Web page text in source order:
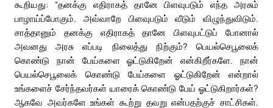
கூறியது: “தனக்கு எதிராகத் தானே பிளவுபடும் எந்த அரசும்
பாழாய்ப்போகும். அவ்வாறே பிளவுபடும் வீடும் விழுந்துவிடும்.
சாத்தானும் தனக்கு எதிராகத் தானே பிளவுபட்டுப் போனால்
அவனது அரசு எப்படி நிலைத்து நிற்கும்? பெயல்செபூலைக்
கொண்டு நான் பேய்களை ஓட்டுகிறேன் என்கிறீர்களே. நான்
பெயல்செபூலைக் கொண்டு பேய்களை ஓட்டுகிறேன் என்றால்
உங்களைச் சேர்ந்தவர்கள் யாரைக் கொண்டு பேய் ஓட்டுகிறார்கள்?
ஆகவே அவர்களே உங்கள் கூற்று தவறு என்பதற்குச் சாட்சிகள்.